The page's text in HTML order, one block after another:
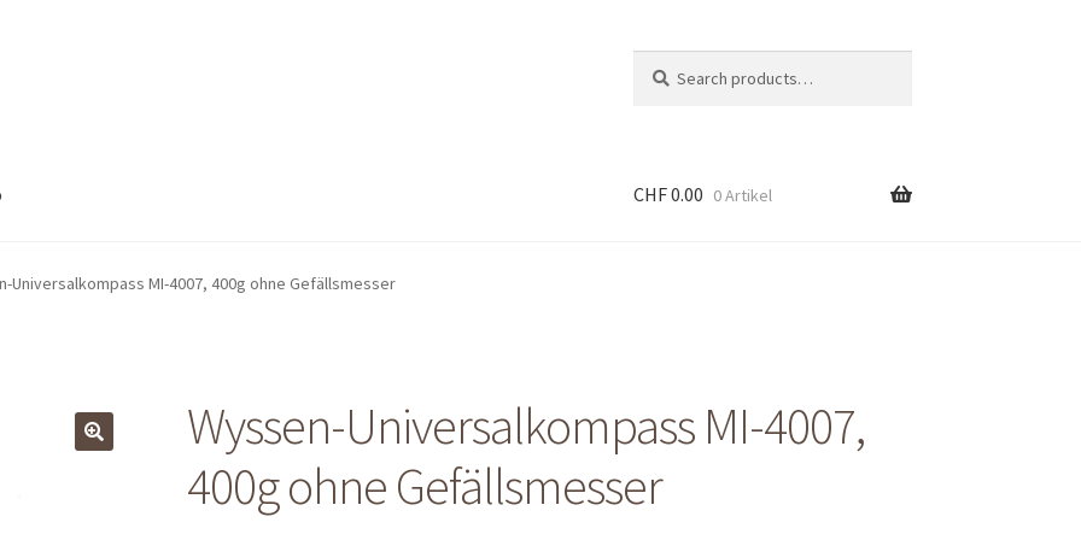
nach:
Mein Konto Warenkorb Warenkorb
CHF0.00 0 Artikel
Universalkompass MI-4007, 400g ohne Gefällsmesser
Wyssen-Universalkompass MI-4007,
400g ohne Gefällsmesser